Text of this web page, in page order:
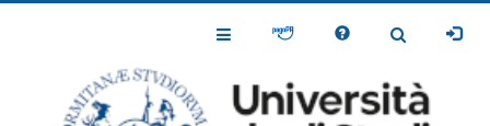
Toggle
Toggle